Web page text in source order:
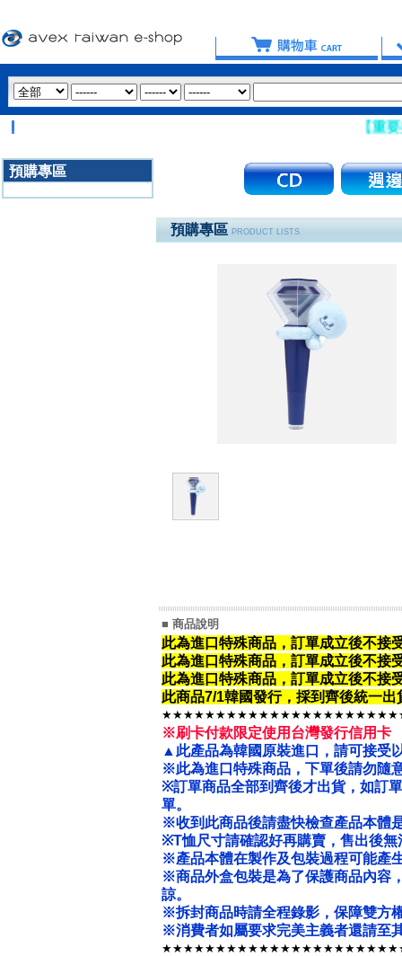
【重要提醒：
預購專區
預購專區 PRODUCT LISTS
■ 商品說明
此為進口特殊商品，訂單成立後不接
此為進口特殊商品， 訂單成立後不接
此為進口特殊商品， 訂單成立後不接
此商品7/1韓國發行，採到齊後統一
※刷卡付款限定使用台灣發行信用卡
▲此產品為韓國原裝進口，請可接受
※此為進口特殊商品，下單後請勿隨
※訂單商品全部到齊後才出貨，如訂
單。
※收到此商品後請盡快檢查產品本體
※T恤尺寸請確認好再購賣，售出後無
※產品本體在製作及包裝過程可能產
※商品外盒包裝是為了保護商品內容
諒。
※拆封商品時請全程錄影，保障雙方
※消費者如屬要求完美主義者還請至